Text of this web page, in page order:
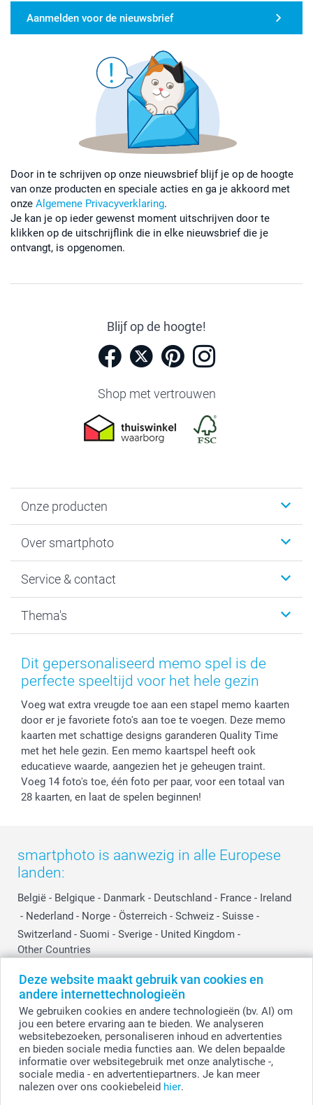
Deze website maakt gebruik van cookies en
andere internettechnologieën
We gebruiken cookies en andere technologieën (bv. AI) om
jou een betere ervaring aan te bieden. We analyseren
websitebezoeken, personaliseren inhoud en advertenties
en bieden sociale media functies aan. We delen bepaalde
informatie over websitegebruik met onze analytische -,
sociale media - en advertentiepartners. Je kan meer
nalezen over ons cookiebeleid hier.
Aanmelden voor de nieuwsbrief
Door in te schrijven op onze nieuwsbrief blijf je op de hoogte
van onze producten en speciale acties en ga je akkoord met
onze Algemene Privacyverklaring.
Je kan je op ieder gewenst moment uitschrijven door te
klikken op de uitschrijflink die in elke nieuwsbrief die je
ontvangt, is opgenomen.
Blijf op de hoogte!
Shop met vertrouwen
Onze producten
Fotoboeken
Fotocadeaus
Kaarten
Over smartphoto
Vacatures
Bestelproces
Herroepingsrecht
Privacy
Reviews
Prijslijst
Investor Relations
Service & contact
Tevredenheidsgarantie
Mijn orderstatus
smartbonus
service@smartphoto.nl
Affiliate partnerprogramma
Partnerships
Influencer partnerprogramma
Thema's
Baby
Moederdag
Huwelijk
Dit gepersonaliseerd memo spel is de
perfecte speeltijd voor het hele gezin
Voeg wat extra vreugde toe aan een stapel memo kaarten
door er je favoriete foto's aan toe te voegen. Deze memo
kaarten met schattige designs garanderen Quality Time
met het hele gezin. Een memo kaartspel heeft ook
educatieve waarde, aangezien het je geheugen traint.
Voeg 14 foto's toe, één foto per paar, voor een totaal van
28 kaarten, en laat de spelen beginnen!
smartphoto is aanwezig in alle Europese
landen:
België - Belgique - Danmark - Deutschland - France - Ireland
- Nederland - Norge - Österreich - Schweiz - Suisse -
Switzerland - Suomi - Sverige - United Kingdom -
Other Countries
© smartphoto group. Alle rechten voorbehouden.Disclaimer
Alle prijzen zijn in EURO (€) inclusief BTW en exclusief verzendkosten.